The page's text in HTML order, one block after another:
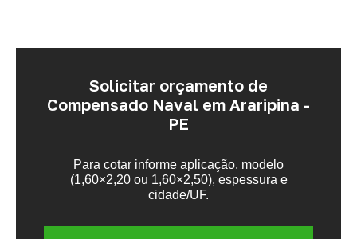
Solicitar orçamento de
Compensado Naval em Araripina -
PE
Para cotar informe aplicação, modelo
(1,60×2,20 ou 1,60×2,50), espessura e
cidade/UF.